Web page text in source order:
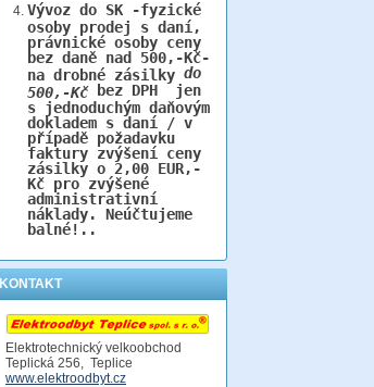
Vývoz do SK -fyzické
osoby prodej s daní,
právnické osoby ceny
bez daně nad 500,-Kč-
na drobné zásilky do
500,-Kčbez DPH jen
s jednoduchým daňovým
dokladem s daní / v
případě požadavku
faktury zvýšení ceny
zásilky o 2,00 EUR,-
Kč pro zvýšené
administrativní
náklady. Neúčtujeme
balné!..
KONTAKT
Elektrotechnický velkoobchod
Teplická 256, Teplice
www.elektroodbyt.cz